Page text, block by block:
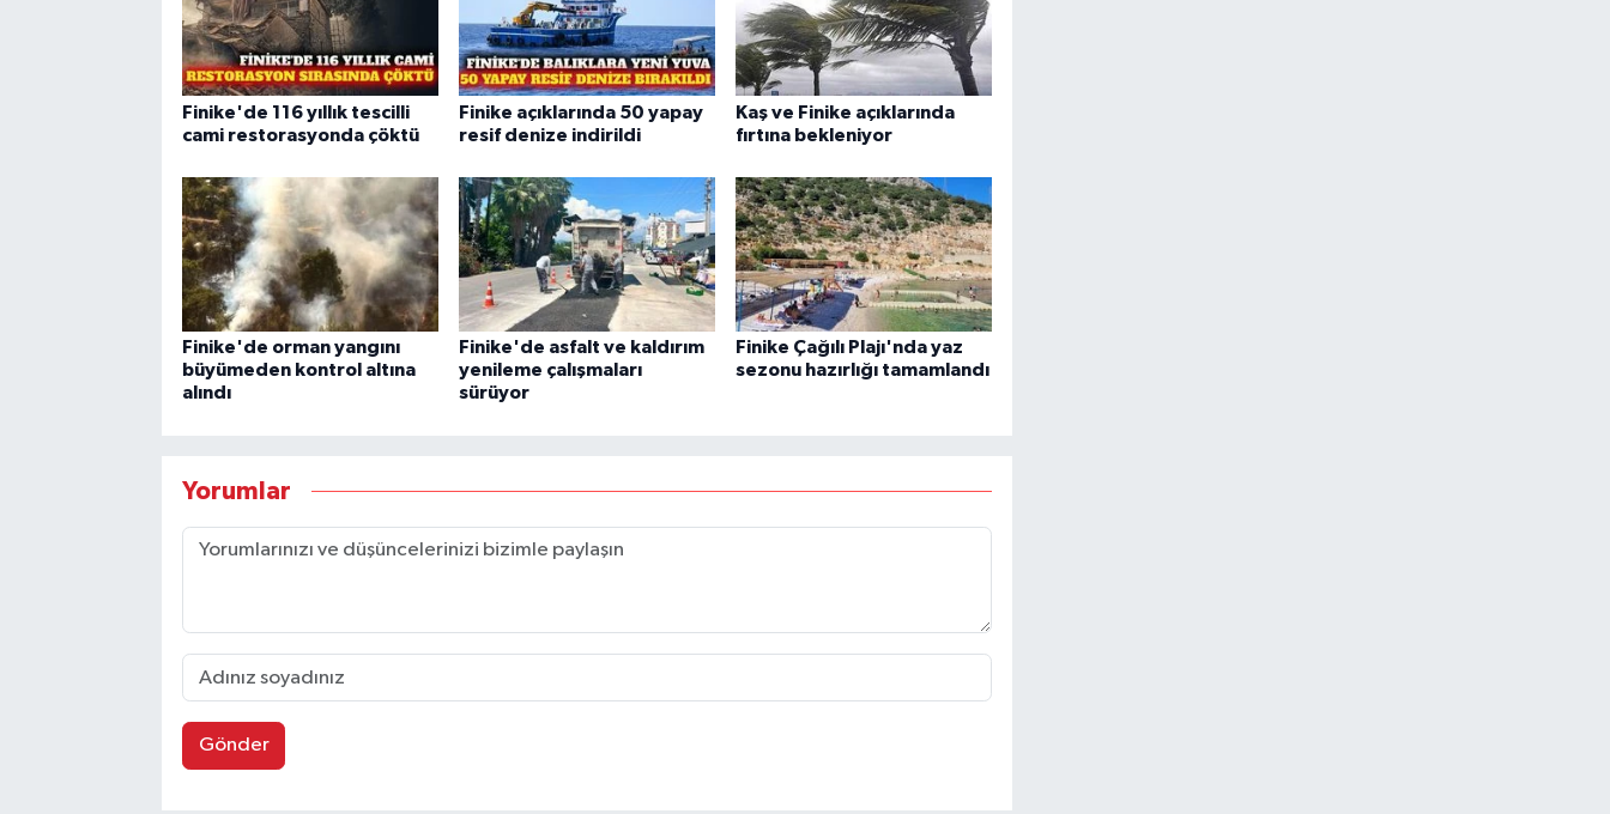
Finike'de 116 yıllık tescilli
cami restorasyonda çöktü
Finike açıklarında 50 yapay
resif denize indirildi
Kaş ve Finike açıklarında
fırtına bekleniyor
Finike'de orman yangını
büyümeden kontrol altına
alındı
Finike'de asfalt ve kaldırım
yenileme çalışmaları
sürüyor
Finike Çağılı Plajı'nda yaz
sezonu hazırlığı tamamlandı
Yorumlar
Gönder